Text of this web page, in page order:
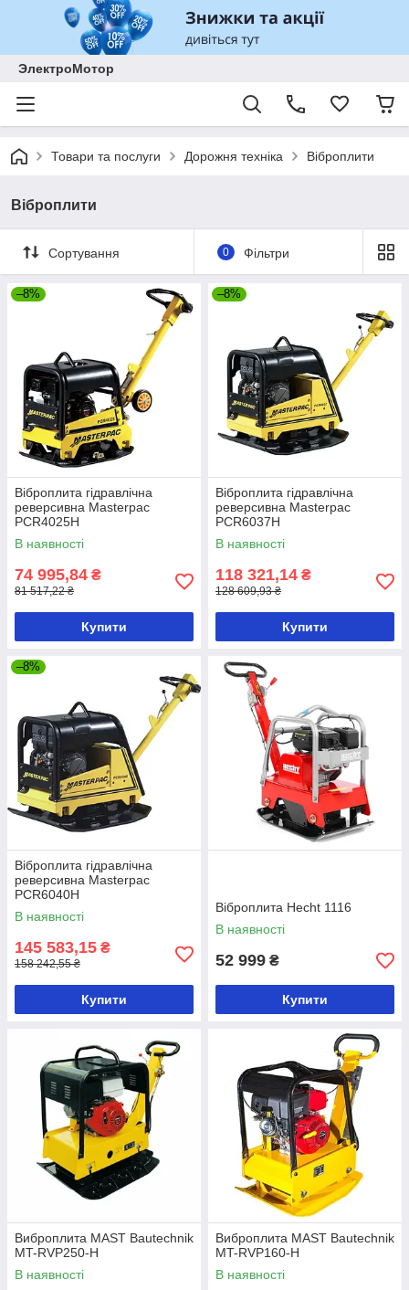
ЭлектроМотор
Товари та послуги Дорожня техніка Віброплити
Віброплити
Сортування 0 Фільтри
–8%
Віброплита гідравлічна
реверсивна Masterpac
PCR4025H
В наявності
74 995,84 ₴
81 517,22 ₴
Купити
–8%
Віброплита гідравлічна
реверсивна Masterpac
PCR6037H
В наявності
118 321,14 ₴
128 609,93 ₴
Купити
–8%
Віброплита гідравлічна
реверсивна Masterpac
PCR6040H
В наявності
145 583,15 ₴
158 242,55 ₴
Купити
Віброплита Hecht 1116
В наявності
52 999 ₴
Купити
Виброплита MAST Bautechnik
MT-RVP250-H
В наявності
Виброплита MAST Bautechnik
MT-RVP160-H
В наявності